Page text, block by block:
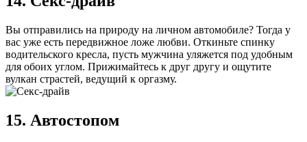
Вы отправились на природу на личном автомобиле? Тогда у
вас уже есть передвижное ложе любви. Откиньте спинку
водительского кресла, пусть мужчина уляжется под удобным
для обоих углом. Прижимайтесь к друг другу и ощутите
вулкан страстей, ведущий к оргазму.
15. Автостопом